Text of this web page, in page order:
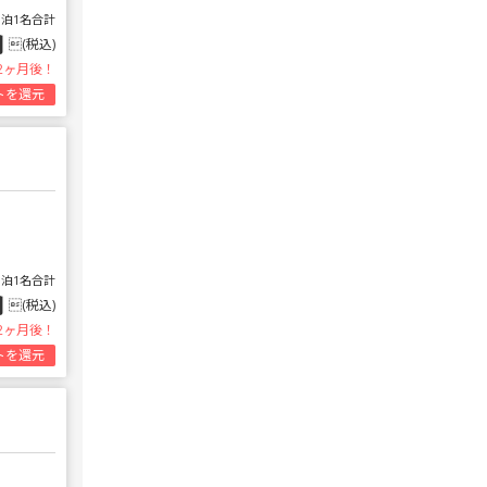
1名合計
(税込)
月後！
を還元
1名合計
(税込)
月後！
を還元